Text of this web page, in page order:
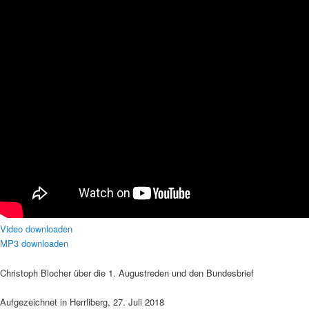
Video downloaden
MP3 downloaden
Christoph Blocher über die 1. Augustreden und den Bundesbrief
Aufgezeichnet in Herrliberg, 27. Juli 2018